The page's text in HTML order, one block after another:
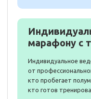
марафону с
Индивидуальное
от
кто пробегает
кто готов